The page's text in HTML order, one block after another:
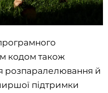
кодом також
розпаралелювання й
підтримки